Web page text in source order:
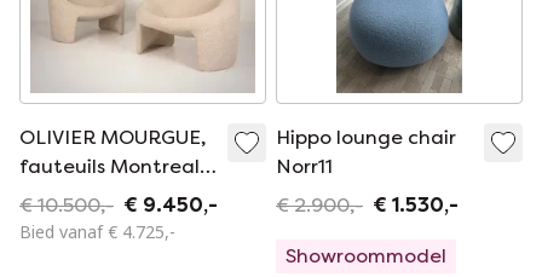
OLIVIER MOURGUE,
fauteuils Montreal,
Airborne ed., 1967
€ 10.500,- € 9.450,-
Bied vanaf € 4.725,-
Hippo lounge chair
Norr11
€ 2.900,- € 1.530,-
Showroommodel